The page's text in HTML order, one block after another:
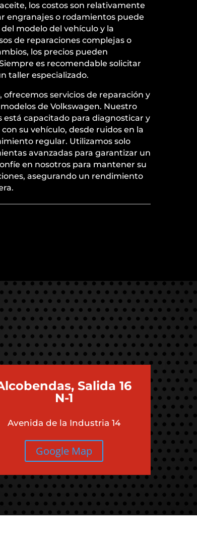
los costos son relativamente
engranajes o rodamientos puede
modelo del vehículo y la
de reparaciones complejas o
los precios pueden
es recomendable solicitar
taller especializado.
servicios de reparación y
de Volkswagen. Nuestro
capacitado para diagnosticar y
su vehículo, desde ruidos en la
regular. Utilizamos solo
avanzadas para garantizar un
en nosotros para mantener su
asegurando un rendimiento
Salida 16
N-1
Avenida de la Industria 14
Google Map